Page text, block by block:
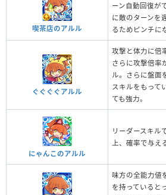
喫茶店のアルル
ーン自動回復が
に敵のターンを
るためピンチに
ぐぐぐぐアルル
攻撃と体力に倍
さらに攻撃倍率
ル。さらに盤面
スキルをもって
ても強力。
にゃんこのアルル
リーダースキル
上、確率で与え
味方の全能力値
を持っていると